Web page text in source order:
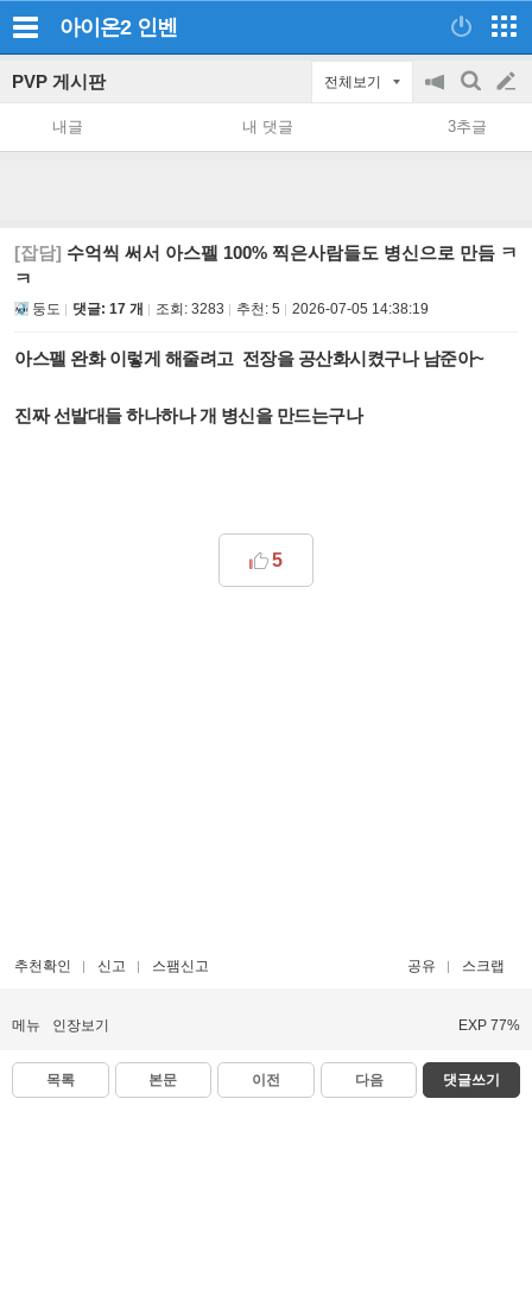
아이온2 인벤
PVP 게시판 전체보기
공
on/off
검
색
글
쓰
내글 내 댓글 3추글
[잡담] 수억씩 써서 아스펠 100% 찍은사람들도 병신으로 만듬 ㅋ
ㅋ
둥도 댓글: 17 개 조회: 3283 추천: 5 2026-07-05 14:38:19
아스펠 완화 이렇게 해줄려고 전장을 공산화시켰구나 남준아~
진짜 선발대들 하나하나 개 병신을 만드는구나
5
추천확인 신고 스팸신고 공유 스크랩
메뉴 인장보기 EXP 77%
목록 본문 이전 다음 댓글쓰기